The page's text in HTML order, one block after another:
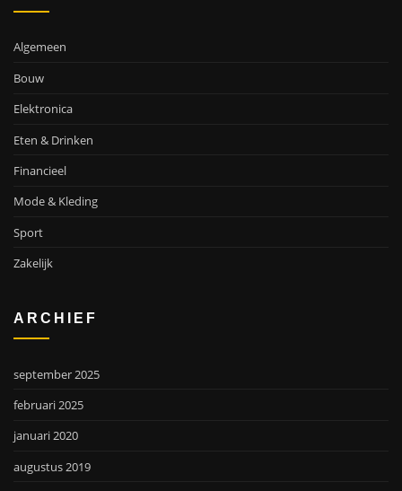
Algemeen
Bouw
Elektronica
Eten & Drinken
Financieel
Mode & Kleding
Sport
Zakelijk
ARCHIEF
september 2025
februari 2025
januari 2020
augustus 2019